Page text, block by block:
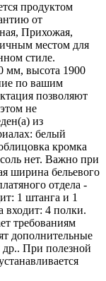
продуктом
от
Прихожая,
местом для
стиле.
мм, высота 1900
по вашим
позволяют
не
из
белый
кромка
нет. Важно при
ширина бельевого
отдела -
1 штанга и 1
входит: 4 полки.
требованиям
дополнительные
др.. При полезной